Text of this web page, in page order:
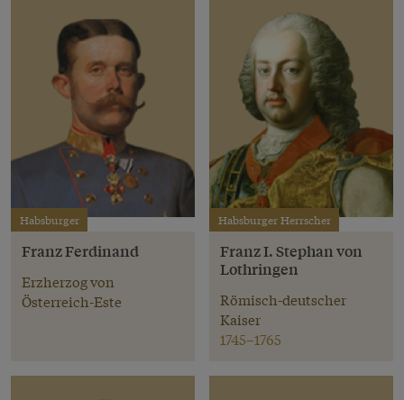
Habsburger
Franz Ferdinand
Erzherzog von
Österreich-Este
Habsburger Herrscher
Franz I. Stephan von
Lothringen
Römisch-deutscher
Kaiser
1745–1765